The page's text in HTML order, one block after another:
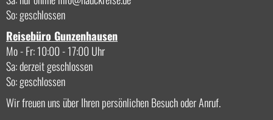
So: geschlossen
Reisebüro Gunzenhausen
Mo - Fr: 10:00 - 17:00 Uhr
Sa: derzeit geschlossen
So: geschlossen
Wir freuen uns über Ihren persönlichen Besuch oder Anruf.